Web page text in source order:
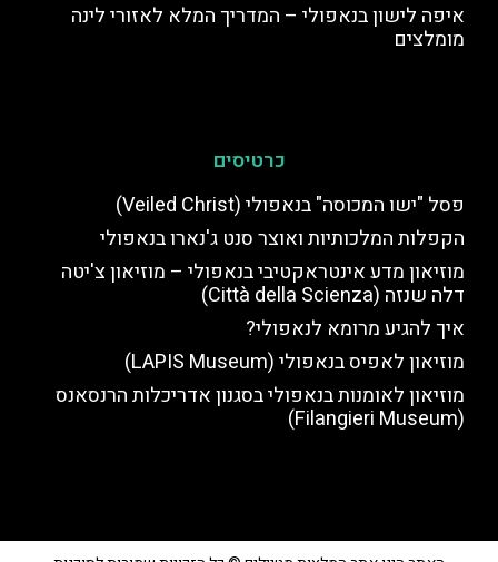
איפה לישון בנאפולי – המדריך המלא לאזורי לינה
מומלצים
כרטיסים
פסל "ישו המכוסה" בנאפולי (Veiled Christ)
הקפלות המלכותיות ואוצר סנט ג'נארו בנאפולי
מוזיאון מדע אינטראקטיבי בנאפולי – מוזיאון צ'יטה
דלה שנזה (Città della Scienza)
איך להגיע מרומא לנאפולי?
מוזיאון לאפיס בנאפולי (LAPIS Museum)
מוזיאון לאומנות בנאפולי בסגנון אדריכלות הרנסאנס
(Filangieri Museum)